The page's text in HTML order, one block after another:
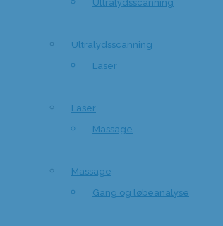
Ultralydsscanning
Laser
Massage
Gang og løbeanalyse
Ultralydsscanning
Laser
Massage